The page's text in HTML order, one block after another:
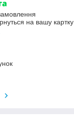
на вашу картку